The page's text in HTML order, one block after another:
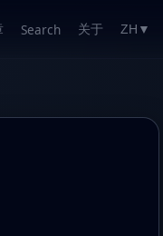
Search 关于 ZH ▼